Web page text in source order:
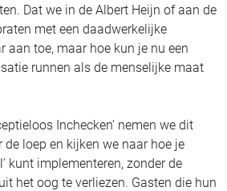
Dat we in de Albert Heijn of aan de
met een daadwerkelijke
aan toe, maar hoe kun je nu een
runnen als de menselijke maat
Inchecken’ nemen we dit
de loep en kijken we naar hoe je
kunt implementeren, zonder de
het oog te verliezen. Gasten die hun